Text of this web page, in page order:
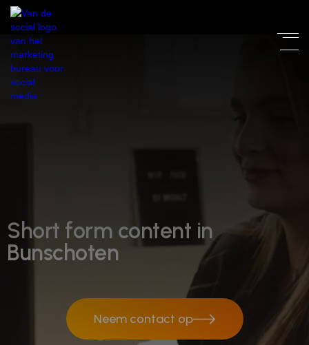
Short form content in
Bunschoten
Neem contact op